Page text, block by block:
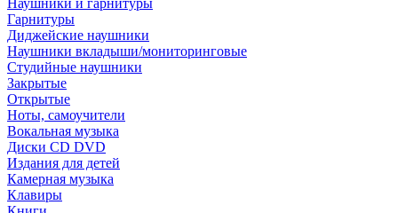
Наушники и гарнитуры
Гарнитуры
Диджейские наушники
Наушники вкладыши/мониторинговые
Студийные наушники
Закрытые
Открытые
Ноты, самоучители
Вокальная музыка
Диски CD DVD
Издания для детей
Камерная музыка
Клавиры